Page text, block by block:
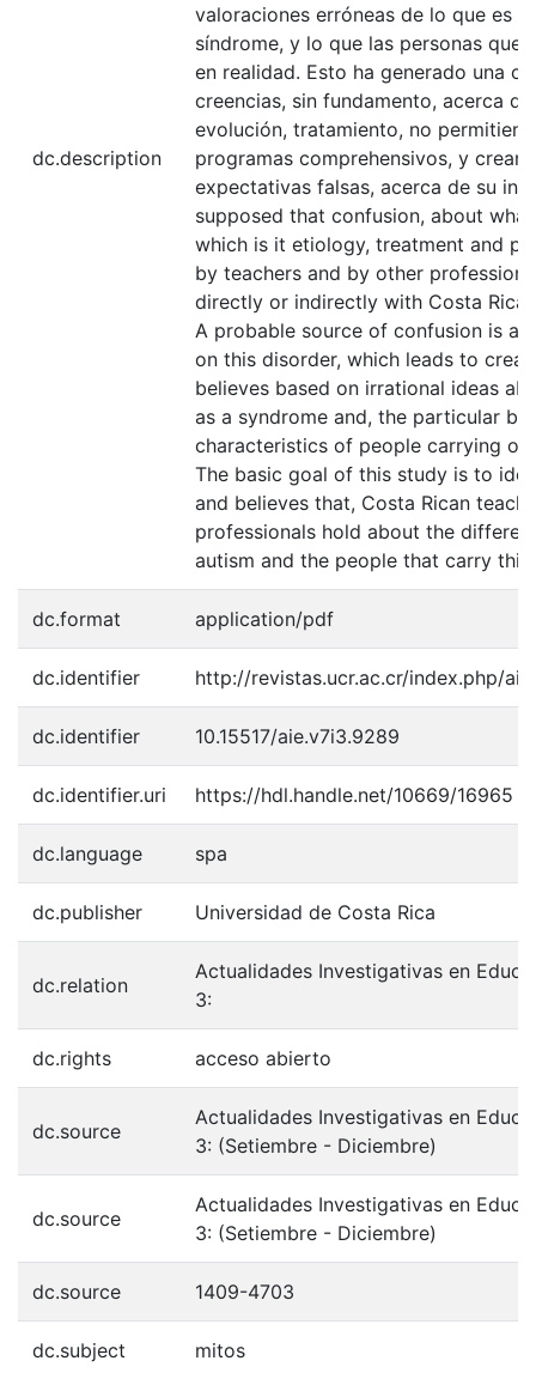
dc.description
valoraciones erróneas de lo que es
síndrome, y lo que las personas que
en realidad. Esto ha generado una
creencias, sin fundamento, acerca
evolución, tratamiento, no
programas comprehensivos, y
expectativas falsas, acerca de su
supposed that confusion, about
which is it etiology, treatment and
by teachers and by other
directly or indirectly with Costa
A probable source of confusion is a
on this disorder, which leads to
believes based on irrational ideas
as a syndrome and, the particular
characteristics of people carrying on
The basic goal of this study is to
and believes that, Costa Rican
professionals hold about the
autism and the people that carry
dc.format application/pdf
dc.identifier http://revistas.ucr.ac.cr/index.php/
dc.identifier 10.15517/aie.v7i3.9289
dc.identifier.uri https://hdl.handle.net/10669/16965
dc.language spa
dc.publisher Universidad de Costa Rica
dc.relation
Actualidades Investigativas en
3:
dc.rights acceso abierto
dc.source
Actualidades Investigativas en
3: (Setiembre - Diciembre)
dc.source
Actualidades Investigativas en
3: (Setiembre - Diciembre)
dc.source 1409-4703
dc.subject mitos